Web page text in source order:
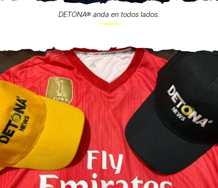
DETONA® anda en todos lados.